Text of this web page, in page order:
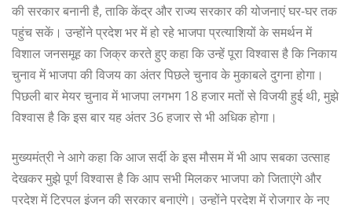
की सरकार बनानी है, ताकि केंद्र और राज्य सरकार की योजनाएं घर-घर तक
पहुंच सकें। उन्होंने प्रदेश भर में हो रहे भाजपा प्रत्याशियों के समर्थन में
विशाल जनसमूह का जिक्र करते हुए कहा कि उन्हें पूरा विश्वास है कि निकाय
चुनाव में भाजपा की विजय का अंतर पिछले चुनाव के मुकाबले दुगना होगा।
पिछली बार मेयर चुनाव में भाजपा लगभग 18 हजार मतों से विजयी हुई थी, मुझे
विश्वास है कि इस बार यह अंतर 36 हजार से भी अधिक होगा।
मुख्यमंत्री ने आगे कहा कि आज सर्दी के इस मौसम में भी आप सबका उत्साह
देखकर मुझे पूर्ण विश्वास है कि आप सभी मिलकर भाजपा को जिताएंगे और
प्रदेश में ट्रिपल इंजन की सरकार बनाएंगे। उन्होंने प्रदेश में रोजगार के नए